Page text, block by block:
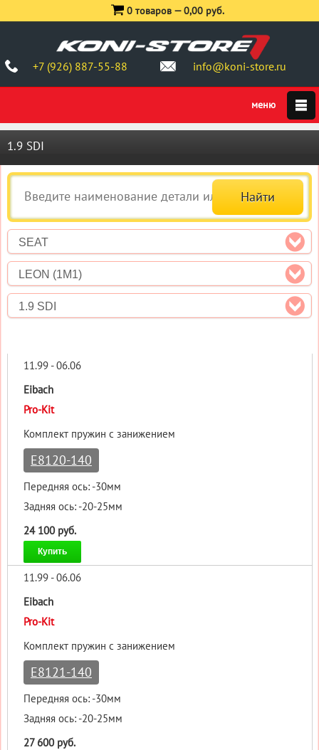
+7 (926) 887-55-88 info@koni-store.ru
0 товаров —0,00 руб.
1.9 SDI
SEAT
LEON (1M1)
1.9 SDI
11.99 - 06.06
Eibach
Pro-Kit
Комплект пружин с занижением
E8120-140
Передняя ось: -30мм
Задняя ось: -20-25мм
24 100 руб.
Купить
11.99 - 06.06
Eibach
Pro-Kit
Комплект пружин с занижением
E8121-140
Передняя ось: -30мм
Задняя ось: -20-25мм
27 600 руб.